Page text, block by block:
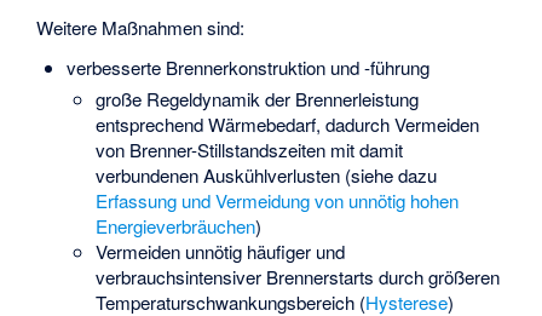
Weitere Maßnahmen sind:
verbesserte Brennerkonstruktion und -führung
große Regeldynamik der Brennerleistung
entsprechend Wärmebedarf, dadurch Vermeiden
von Brenner-Stillstandszeiten mit damit
verbundenen Auskühlverlusten (siehe dazu
Erfassung und Vermeidung von unnötig hohen
Energieverbräuchen)
Vermeiden unnötig häufiger und
verbrauchsintensiver Brennerstarts durch größeren
Temperaturschwankungsbereich (Hysterese)